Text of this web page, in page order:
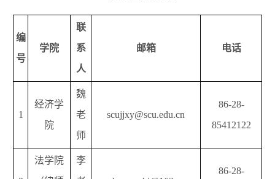
编
号
学院
联
系
人
邮箱 电话
1
经济学
院
魏
老
师
scujjxy@scu.edu.cn
86-28-
85412122
法学院
李
86-28-